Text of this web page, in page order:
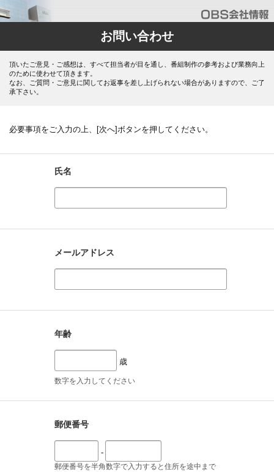
お問い合わせ
頂いたご意見・ご感想は、すべて担当者が目を通し、番組制作の参考および業務向上
のために使わせて頂きます。
なお、ご質問・ご意見に関してお返事を差し上げられない場合がありますので、ご了
承下さい。
必要事項をご入力の上、[次へ]ボタンを押してください。
氏名
メールアドレス
年齢
歳
数字を入力してください
郵便番号
-
郵便番号を半角数字で入力すると住所を途中まで